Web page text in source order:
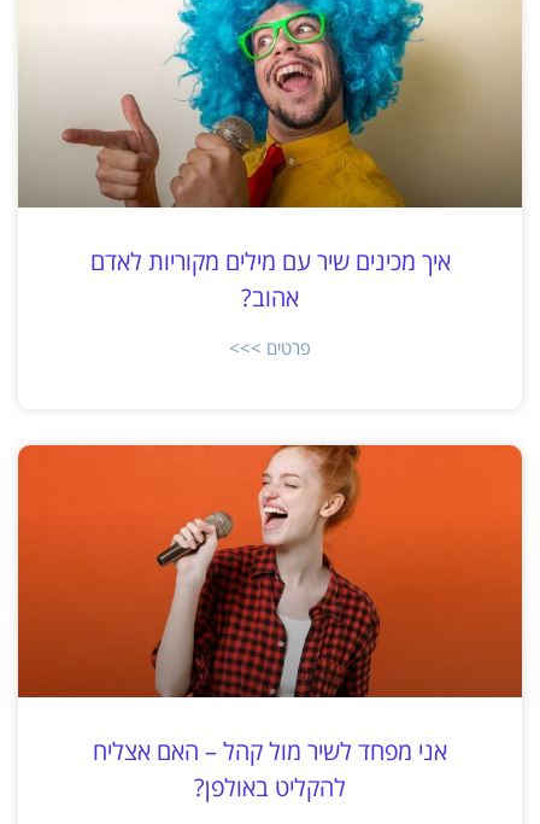
איך מכינים שיר עם מילים מקוריות לאדם
אהוב?
פרטים >>>
אני מפחד לשיר מול קהל – האם אצליח
להקליט באולפן?